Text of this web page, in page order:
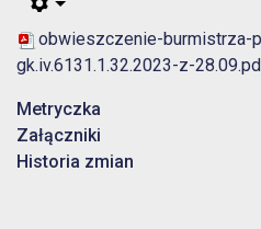
obwieszczenie-burmistrza-
gk.iv.6131.1.32.2023-z-
Metryczka
Załączniki
Historia zmian